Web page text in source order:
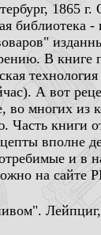
1865
библиотека
В книге
А вот
во многих из
книги
вполне
и в
на сайте